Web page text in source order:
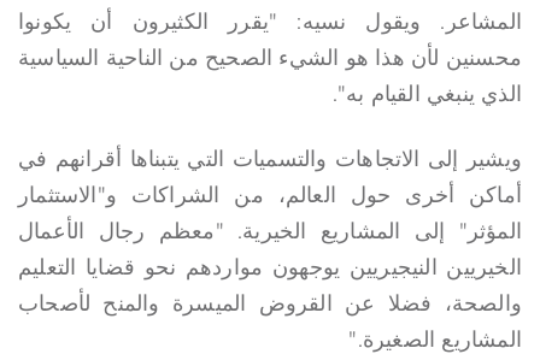
المشاعر. ويقول نسيه: "يقرر الكثيرون أن يكونوا
محسنين لأن هذا هو الشيء الصحيح من الناحية السياسية
الذي ينبغي القيام به".
ويشير إلى الاتجاهات والتسميات التي يتبناها أقرانهم في
أماكن أخرى حول العالم، من الشراكات و"الاستثمار
المؤثر" إلى المشاريع الخيرية. "معظم رجال الأعمال
الخيريين النيجيريين يوجهون مواردهم نحو قضايا التعليم
والصحة، فضلا عن القروض الميسرة والمنح لأصحاب
المشاريع الصغيرة."